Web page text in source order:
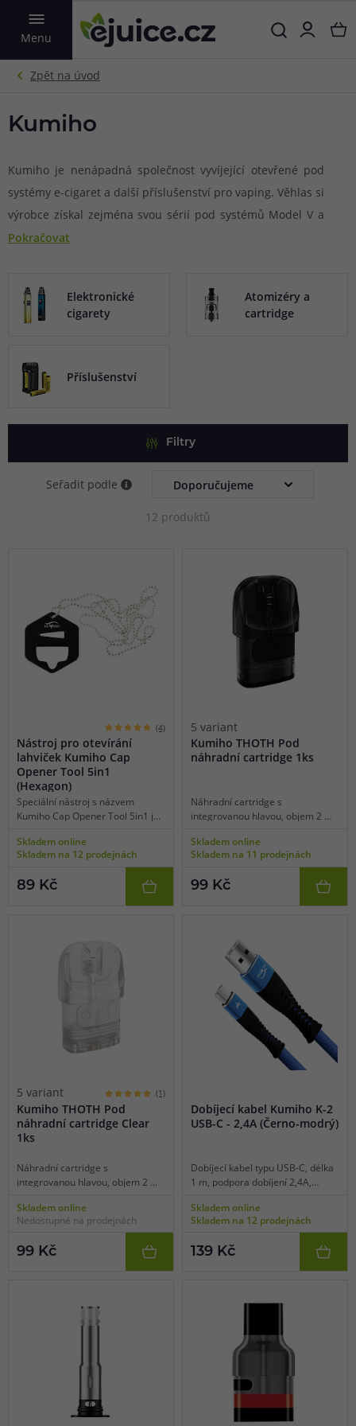
Menu
VYHLEDAT
Kumiho
Kumiho je nenápadná společnost vyvíjející otevřené pod
systémy e-cigaret a další příslušenství pro vaping. Věhlas si
výrobce získal zejména svou sérií pod systémů Model V a
kvalitními multifunkčními dobíjecími kabely s podporou
hardware s řadou bezpečnostních prvků a pohodlnými
funkcemi pro co nejsnazší každodenní používání.
Pokračovat
Elektronické
cigarety
Atomizéry a
cartridge
Příslušenství
Filtry
Seřadit podle
12 produktů
(4)
Nástroj pro otevírání
lahviček Kumiho Cap
Opener Tool 5in1
(Hexagon)
Speciální nástroj s názvem
Kumiho Cap Opener Tool 5in1 je
každého vapera a slouží pro
pohodlné a rychlé otevírání
kapátky například při míchání
dalších nástrojů jen stěží kapátko
sejmout. Typ Hexagon, balení 1
Skladem online
Skladem na 12 prodejnách
89 Kč
5 variant
Kumiho THOTH Pod
náhradní cartridge 1ks
Náhradní cartridge s
integrovanou hlavou, objem 2 ml,
plnění, vhodné pro MTL/RDL
vaping, 1ks v balení.
Skladem online
Skladem na 11 prodejnách
99 Kč
5 variant (1)
Kumiho THOTH Pod
náhradní cartridge Clear
1ks
Náhradní cartridge s
integrovanou hlavou, objem 2 ml,
plnění, vhodné pro MTL/RDL
vaping, 1ks v balení.
Skladem online
Nedostupné na prodejnách
99 Kč
Dobíjecí kabel Kumiho K-2
USB-C - 2,4A (Černo-modrý)
Dobíjecí kabel typu USB-C, délka
1 m, podpora dobíjení 2,4A,
ks.
Skladem online
Skladem na 12 prodejnách
139 Kč